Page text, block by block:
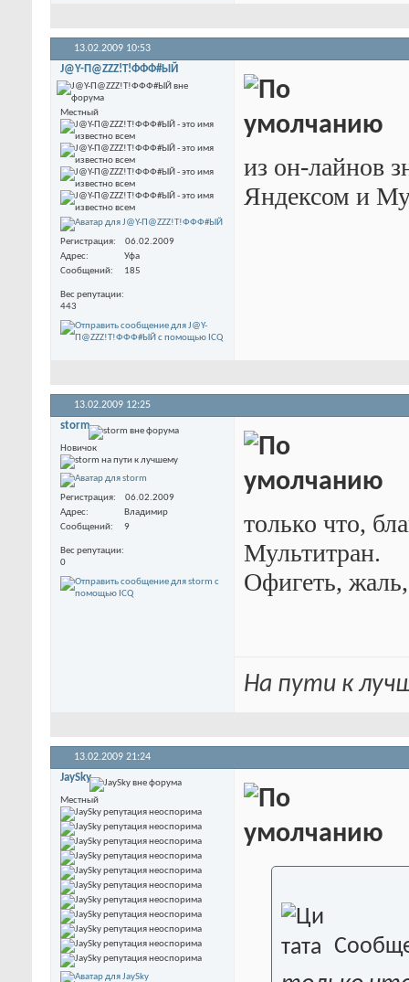
13.02.2009 10:53
J@Y-П@ZZZ!T!ФФФ#ЫЙ
Местный
Регистрация
06.02.2009
Адрес
Уфа
Сообщений
185
Вес репутации
443
из он-лайнов
Яндексом и
13.02.2009 12:25
storm
Новичок
Регистрация
06.02.2009
Адрес
Владимир
Сообщений
9
Вес репутации
0
только что,
Мультитран.
Офигеть,
На пути к
13.02.2009 21:24
JaySky
Местный